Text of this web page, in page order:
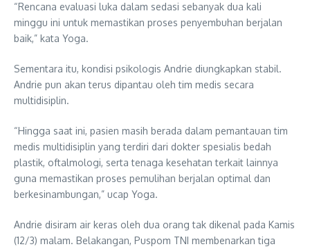
“Rencana evaluasi luka dalam sedasi sebanyak dua kali
minggu ini untuk memastikan proses penyembuhan berjalan
baik,” kata Yoga.
Sementara itu, kondisi psikologis Andrie diungkapkan stabil.
Andrie pun akan terus dipantau oleh tim medis secara
multidisiplin.
“Hingga saat ini, pasien masih berada dalam pemantauan tim
medis multidisiplin yang terdiri dari dokter spesialis bedah
plastik, oftalmologi, serta tenaga kesehatan terkait lainnya
guna memastikan proses pemulihan berjalan optimal dan
berkesinambungan,” ucap Yoga.
Andrie disiram air keras oleh dua orang tak dikenal pada Kamis
(12/3) malam. Belakangan, Puspom TNI membenarkan tiga